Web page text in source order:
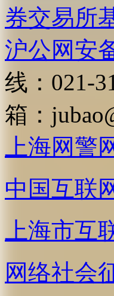
券交易所
沪公网安
线：021-
箱：
上海网警
中国互联
上海市互
网络社会